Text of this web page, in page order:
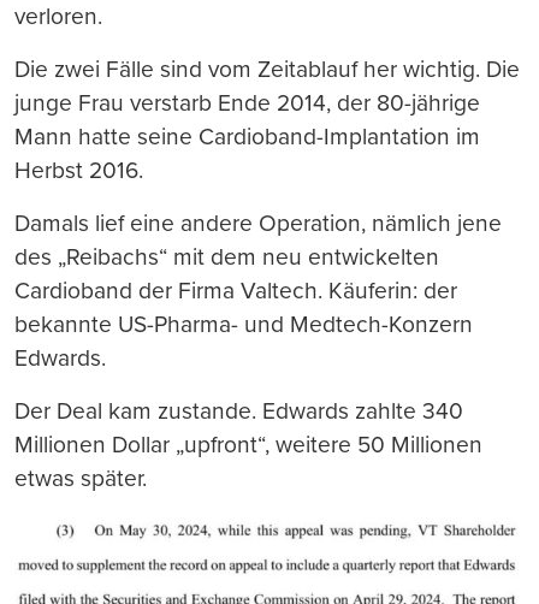
verloren.
Die zwei Fälle sind vom Zeitablauf her wichtig. Die
junge Frau verstarb Ende 2014, der 80-jährige
Mann hatte seine Cardioband-Implantation im
Herbst 2016.
Damals lief eine andere Operation, nämlich jene
des „Reibachs“ mit dem neu entwickelten
Cardioband der Firma Valtech. Käuferin: der
bekannte US-Pharma- und Medtech-Konzern
Edwards.
Der Deal kam zustande. Edwards zahlte 340
Millionen Dollar „upfront“, weitere 50 Millionen
etwas später.